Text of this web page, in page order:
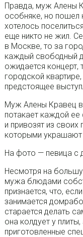
Правда, муж Алены
особняке, но пошел
хотелось
еще никто не жил.
в Москве, то за
каждый свободный
ожидается концерт,
городской
предстоящее
Муж Алены Кравец
потакает каждой
и привозят из
которыми украшают
На фото — певица с
Несмотря на
мужа блюдами
признается, что,
занимается
старается делать
она колдует у
приготовленные